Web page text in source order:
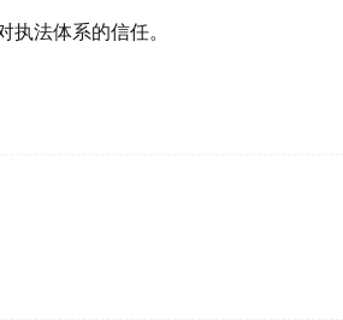
法体系的信任。